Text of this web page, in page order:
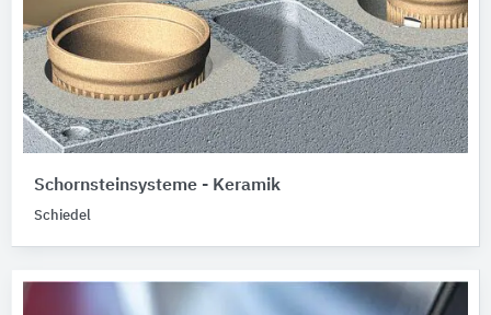
Schornsteinsysteme - Keramik
Schiedel